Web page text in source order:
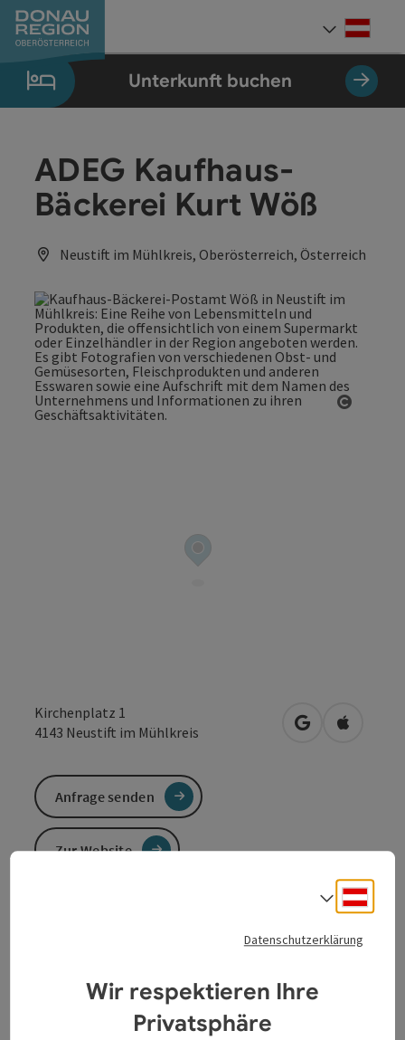
Zum Inhalt
Zur Navigation
Zum Seitenanfang
Zur Kontaktseite
Zum Impressum
Zur Startseite
Unterkunft buchen
ADEG Kaufhaus-
Bäckerei Kurt Wöß
Neustift im Mühlkreis, Oberösterreich, Österreich
Kirchenplatz 1
4143 Neustift im Mühlkreis in Googlein Apple
Anfrage senden
Zur Website
Datenschutzerklärung
Wir respektieren Ihre
Privatsphäre